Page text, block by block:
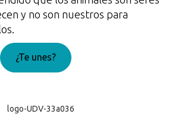
y no son nuestros para
¿Te unes?